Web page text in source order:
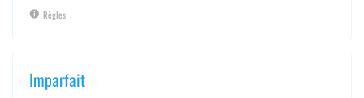
Règles
Imparfait